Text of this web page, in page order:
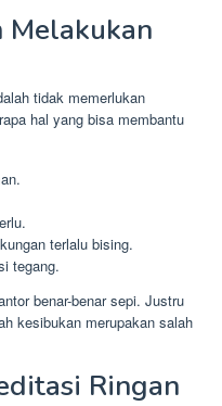
Melakukan
tidak memerlukan
hal yang bisa membantu
terlalu bising.
tegang.
benar-benar sepi. Justru
kesibukan merupakan salah
Ringan